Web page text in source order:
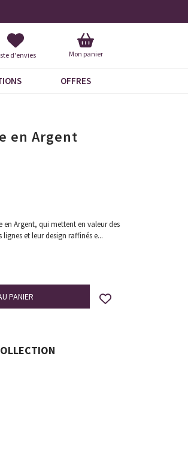
d'envies Mon panier
OFFRES
en Argent
Argent, qui mettent en valeur des
et leur design raffinés e...